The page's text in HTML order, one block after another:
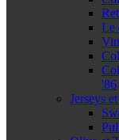
Le
'86
Jerseys